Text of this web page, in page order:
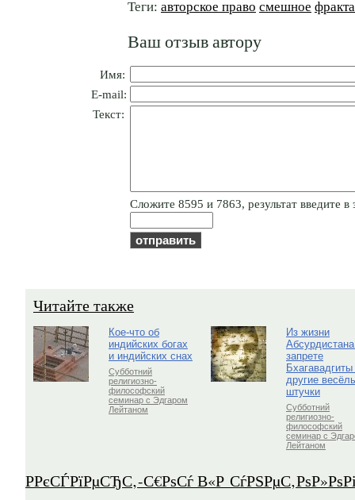
Теги: авторское право смешное
Ваш отзыв автору
Имя:
E-mail:
Текст:
Cлoжитe 8595 и 7863, результат введите в
Читайте также
Кое-что об
индийских богах
и индийских снах
Субботний
религиозно-
философский
семинар с Эдгаром
Лейтаном
Из жизни
запрете
Бхагавадгиты
другие
штучки
Субботний
религиозно-
философский
семинар с
Лейтаном
Р­РєСЃРїРµСЂС‚-С€РѕСѓ В«Р